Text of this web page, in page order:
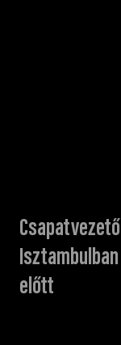
Isztambulban
előtt